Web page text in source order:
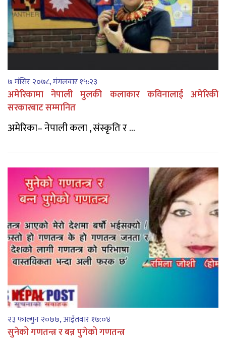
७ मंसिर २०७८, मंगलवार १५:२३
अमेरिकामा नेपाली मुलकी कलाकार कविनालाई अमेरिकी
सरकारबाट सम्मानित
अमेरिका– नेपाली कला , संस्कृति र ...
२३ फाल्गुन २०७७, आईतवार १७:०४
सुनेको गणतन्त्र र बन्न पुगेको गणतन्त्र